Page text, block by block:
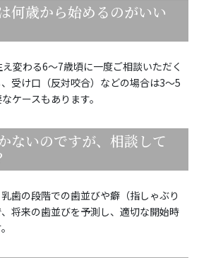
何歳から始めるのがいい
変わる6〜7歳頃に一度ご相談いただく
受け口（反対咬合）などの場合は3〜5
ケースもあります。
ないのですが、相談して
歯の段階での歯並びや癖（指しゃぶり
将来の歯並びを予測し、適切な開始時